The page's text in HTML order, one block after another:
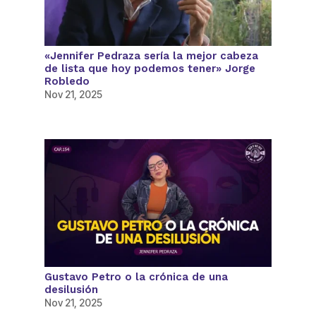
«Jennifer Pedraza sería la mejor cabeza
de lista que hoy podemos tener» Jorge
Robledo
Nov 21, 2025
Gustavo Petro o la crónica de una
desilusión
Nov 21, 2025